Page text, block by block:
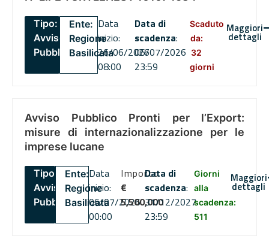
Tipo:
Avviso
Pubblico
Ente:
Regione
Basilicata
Data
inizio:
26/06/2026
08:00
Data di
scadenza:
06/07/2026
23:59
Scaduto
da:
32
giorni
Maggiori
dettagli
Avviso Pubblico Pronti per l’Export:
misure di internazionalizzazione per le
imprese lucane
Tipo:
Avviso
Pubblico
Ente:
Regione
Basilicata
Data
inizio:
06/07/2026
00:00
Importo
€
5,500,000
Data di
scadenza:
31/12/2027
23:59
Giorni
alla
scadenza:
511
Maggiori
dettagli